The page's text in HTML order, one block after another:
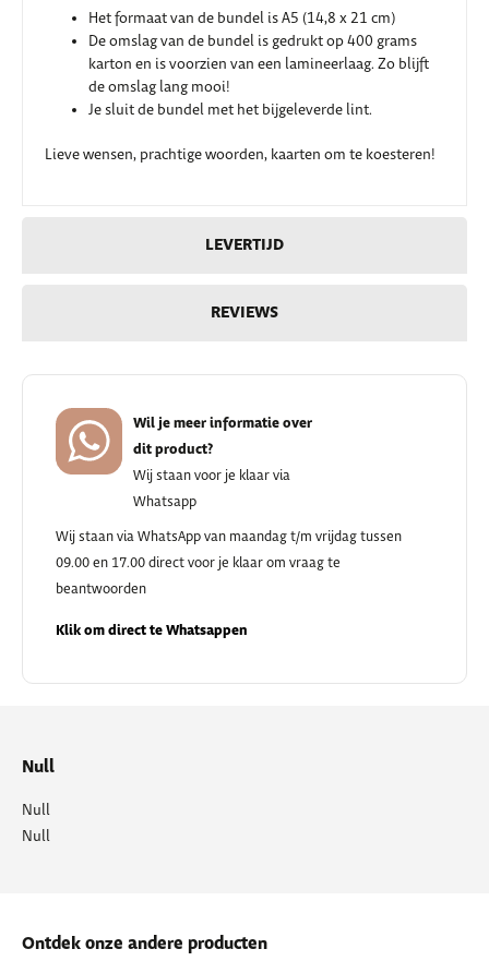
LEVERTIJD
REVIEWS
Het formaat van de bundel is A5 (14,8 x 21 cm)
De omslag van de bundel is gedrukt op 400 grams
karton en is voorzien van een lamineerlaag. Zo blijft
de omslag lang mooi!
Je sluit de bundel met het bijgeleverde lint.
Lieve wensen, prachtige woorden, kaarten om te koesteren!
Wil je meer informatie over
dit product?
Wij staan voor je klaar via
Whatsapp
Wij staan via WhatsApp van maandag t/m vrijdag tussen
09.00 en 17.00 direct voor je klaar om vraag te
beantwoorden
Klik om direct te Whatsappen
Null
Null
Null
Ontdek onze andere producten